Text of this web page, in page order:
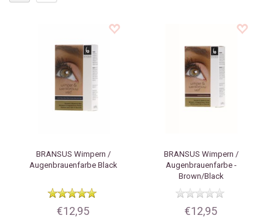
BRANSUS Wimpern /
Augenbrauenfarbe Black
€12,95
BRANSUS Wimpern /
Augenbrauenfarbe -
Brown/Black
€12,95